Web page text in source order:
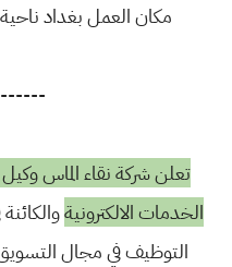
مكان العمل بغداد
تعلن شركة نقاء الماس
الخدمات الالكترونية
التوظيف في مجال